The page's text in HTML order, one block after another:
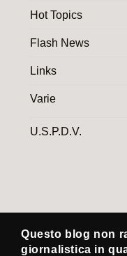
Hot Topics
Flash News
Links
Varie
U.S.P.D.V.
Questo blog non
giornalistica in